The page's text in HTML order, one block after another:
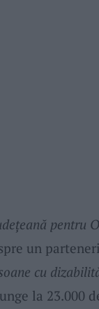
pentru
un
cu
la 23.000